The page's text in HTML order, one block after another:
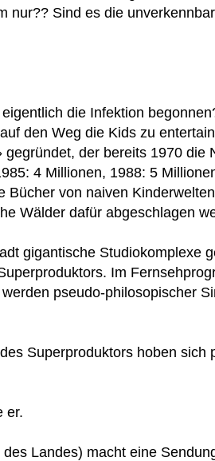
nur?? Sind es die
die Infektion
den Weg die Kids zu
der bereits 1970 die
4 Millionen, 1988: 5
Bücher von naiven
Wälder dafür abgeschlagen
gigantische Studiokomplexe
Im
pseudo-philosopischer
Superproduktors hoben
er.
Landes) macht eine